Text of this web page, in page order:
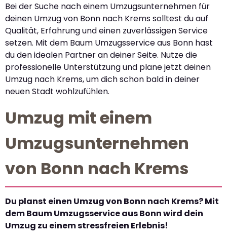
Bei der Suche nach einem Umzugsunternehmen für
deinen Umzug von Bonn nach Krems solltest du auf
Qualität, Erfahrung und einen zuverlässigen Service
setzen. Mit dem Baum Umzugsservice aus Bonn hast
du den idealen Partner an deiner Seite. Nutze die
professionelle Unterstützung und plane jetzt deinen
Umzug nach Krems, um dich schon bald in deiner
neuen Stadt wohlzufühlen.
Umzug mit einem
Umzugsunternehmen
von Bonn nach Krems
Du planst einen Umzug von Bonn nach Krems? Mit
dem Baum Umzugsservice aus Bonn wird dein
Umzug zu einem stressfreien Erlebnis!